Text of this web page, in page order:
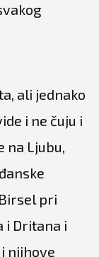
ali jednako
i ne čuju i
na Ljubu,
pri
i Dritana i
njihove